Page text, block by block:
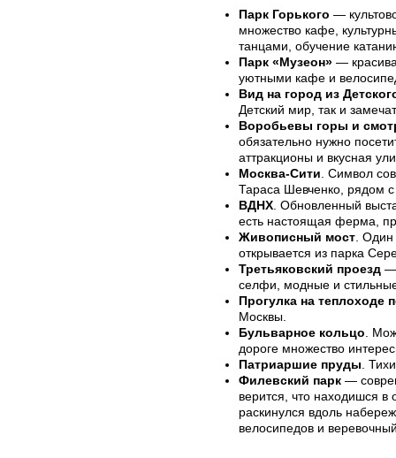
Парк Горького —
множество кафе,
танцами, обучение
Парк «Музеон» —
уютными кафе и
Вид на город из
Детский мир, так и
Воробьевы горы и
обязательно нужно
аттракционы и вкусная
Москва-Сити. Символ
Тараса Шевченко, рядом
ВДНХ. Обновленный
есть настоящая ферма,
Живописный мост. Один
открывается из парка
Третьяковский проезд —
селфи, модные и
Прогулка на теплоходе
Москвы.
Бульварное кольцо.
дороге множество
Патриаршие пруды.
Филевский парк —
верится, что находишся в
раскинулся вдоль
велосипедов и